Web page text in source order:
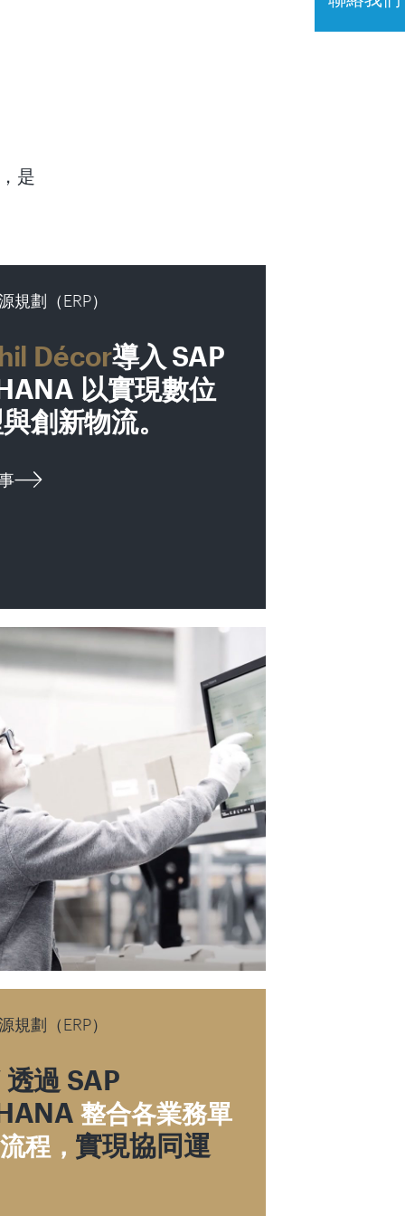
是
規劃（ERP）
Décor導入 SAP
以實現數位
創新物流。
規劃（ERP）
過 SAP
整合各業務單
程， 實現協同運